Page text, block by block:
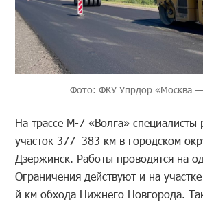
Фото: ФКУ Упрдор «Москва
На трассе М-7 «Волга» специалисты
участок 377–383 км в городском
Дзержинск. Работы проводятся на
Ограничения действуют и на
й км обхода Нижнего Новгорода.